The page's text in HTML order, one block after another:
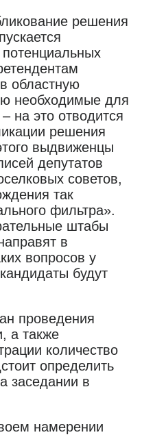
решения
областную
необходимые для
на это отводится
решения
выдвиженцы
депутатов
советов,
так
фильтра».
штабы
в
вопросов у
будут
проведения
а также
количество
определить
заседании в
намерении